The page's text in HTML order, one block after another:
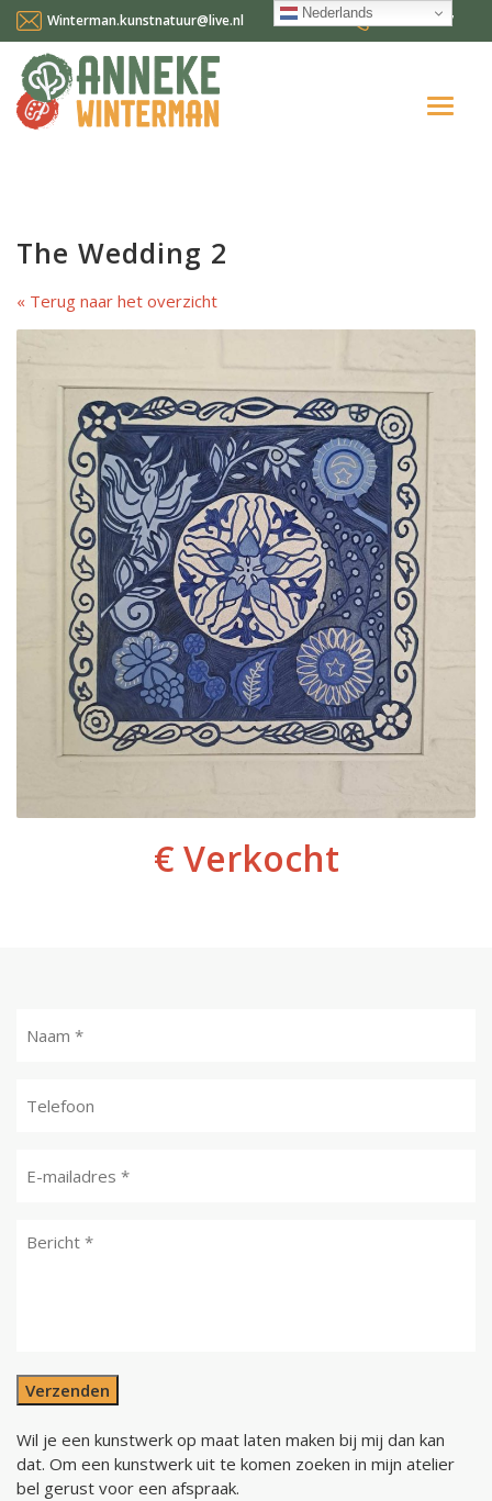
Winterman.kunstnatuur@live.nl 0641124587
Nederlands
The Wedding 2
Terug naar het overzicht
€ Verkocht
Verzenden
Wil je een kunstwerk op maat laten maken bij mij dan kan
dat. Om een kunstwerk uit te komen zoeken in mijn atelier
bel gerust voor een afspraak.
Nederlands